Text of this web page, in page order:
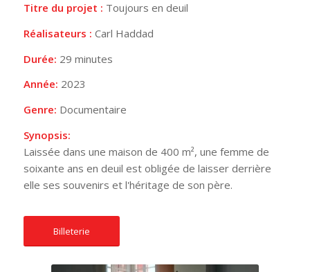
Titre du projet : Toujours en deuil
Réalisateurs : Carl Haddad
Durée: 29 minutes
Année: 2023
Genre: Documentaire
Synopsis:
Laissée dans une maison de 400 m², une femme de
soixante ans en deuil est obligée de laisser derrière
elle ses souvenirs et l'héritage de son père.
Billeterie